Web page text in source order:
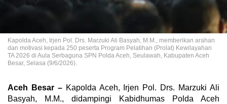
Kapolda Aceh, Irjen Pol. Drs. Marzuki Ali Basyah, M.M., memberikan arahan
dan motivasi kepada 250 peserta Program Pelatihan (Prolat) Kewilayahan
TA 2026 di Aula Serbaguna SPN Polda Aceh, Seulawah, Kabupaten Aceh
Besar, Selasa (9/6/2026).
Aceh Besar –Kapolda Aceh, Irjen Pol. Drs. Marzuki Ali
Basyah, M.M., didampingi Kabidhumas Polda Aceh